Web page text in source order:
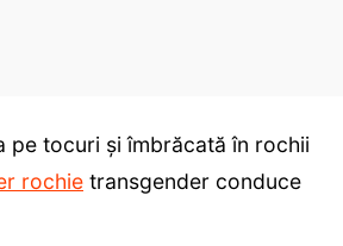
pe tocuri și îmbrăcată în rochii
rochie transgender conduce